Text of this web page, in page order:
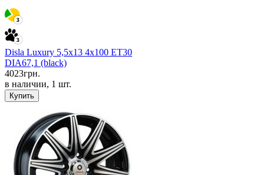
Disla Luxury 5,5x13 4x100 ET30
DIA67,1 (black)
4023грн.
в наличии, 1 шт.
Купить